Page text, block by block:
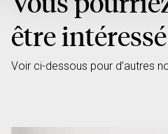
être intéressé
Voir ci-dessous pour d’autres